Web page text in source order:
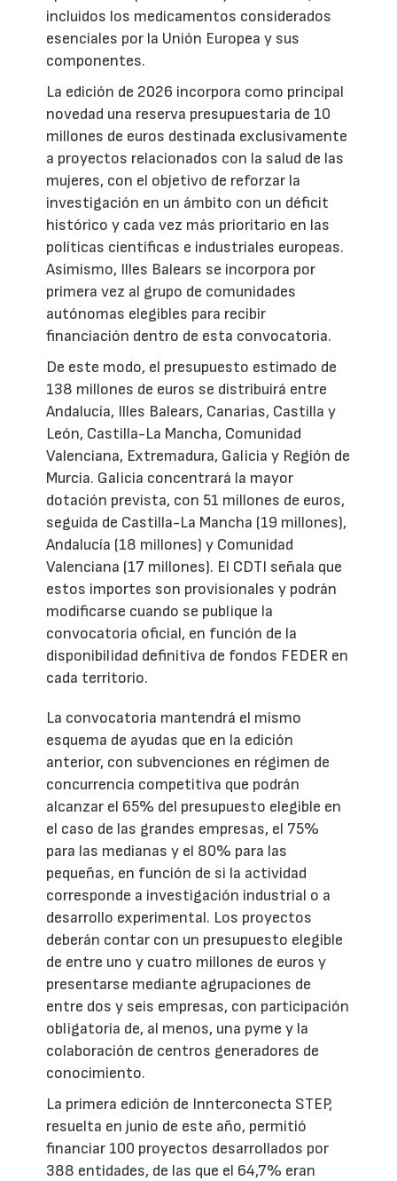
incluidos los medicamentos considerados
esenciales por la Unión Europea y sus
componentes.
La edición de 2026 incorpora como principal
novedad una reserva presupuestaria de 10
millones de euros destinada exclusivamente
a proyectos relacionados con la salud de las
mujeres, con el objetivo de reforzar la
investigación en un ámbito con un déficit
histórico y cada vez más prioritario en las
políticas científicas e industriales europeas.
Asimismo, Illes Balears se incorpora por
primera vez al grupo de comunidades
autónomas elegibles para recibir
financiación dentro de esta convocatoria.
De este modo, el presupuesto estimado de
138 millones de euros se distribuirá entre
Andalucía, Illes Balears, Canarias, Castilla y
León, Castilla-La Mancha, Comunidad
Valenciana, Extremadura, Galicia y Región de
Murcia. Galicia concentrará la mayor
dotación prevista, con 51 millones de euros,
seguida de Castilla-La Mancha (19 millones),
Andalucía (18 millones) y Comunidad
Valenciana (17 millones). El CDTI señala que
estos importes son provisionales y podrán
modificarse cuando se publique la
convocatoria oficial, en función de la
disponibilidad definitiva de fondos FEDER en
cada territorio.
La convocatoria mantendrá el mismo
esquema de ayudas que en la edición
anterior, con subvenciones en régimen de
concurrencia competitiva que podrán
alcanzar el 65% del presupuesto elegible en
el caso de las grandes empresas, el 75%
para las medianas y el 80% para las
pequeñas, en función de si la actividad
corresponde a investigación industrial o a
desarrollo experimental. Los proyectos
deberán contar con un presupuesto elegible
de entre uno y cuatro millones de euros y
presentarse mediante agrupaciones de
entre dos y seis empresas, con participación
obligatoria de, al menos, una pyme y la
colaboración de centros generadores de
conocimiento.
La primera edición de Innterconecta STEP,
resuelta en junio de este año, permitió
financiar 100 proyectos desarrollados por
388 entidades, de las que el 64,7% eran